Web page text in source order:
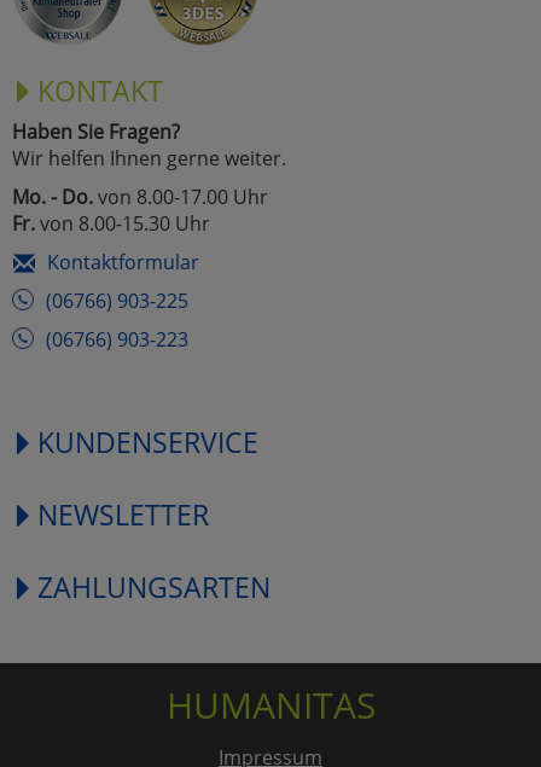
KONTAKT
Haben Sie Fragen?
Wir helfen Ihnen gerne weiter.
Mo. - Do.von 8.00-17.00 Uhr
Fr.von 8.00-15.30 Uhr
Kontaktformular
(06766) 903-225
(06766) 903-223
KUNDENSERVICE
NEWSLETTER
ZAHLUNGSARTEN
HUMANITAS
Impressum